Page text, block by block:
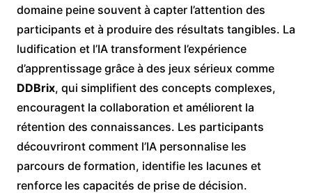
domaine peine souvent à capter l’attention des
participants et à produire des résultats tangibles. La
ludification et l’IA transforment l’expérience
d’apprentissage grâce à des jeux sérieux comme
DDBrix, qui simplifient des concepts complexes,
encouragent la collaboration et améliorent la
rétention des connaissances. Les participants
découvriront comment l’IA personnalise les
parcours de formation, identifie les lacunes et
renforce les capacités de prise de décision.